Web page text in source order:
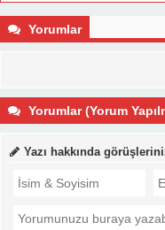
Yorumlar
Yorumlar (Yorum
Yazı hakkında